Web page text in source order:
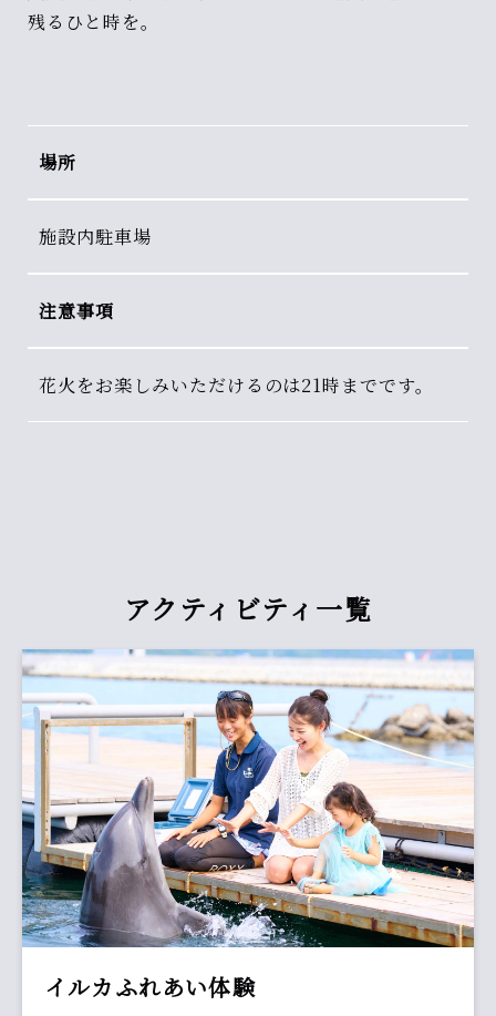
残るひと時を。
場所
施設内駐車場
注意事項
花火をお楽しみいただけるのは21時までです。
アクティビティ一覧
イルカふれあい体験